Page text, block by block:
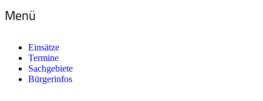
Menü
Einsätze
Termine
Sachgebiete
Bürgerinfos